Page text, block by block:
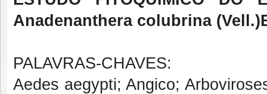
Anadenanthera colubrina
PALAVRAS-CHAVES:
Aedes aegypti; Angico;